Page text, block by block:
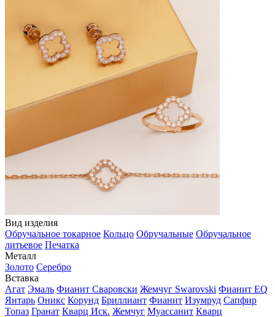
Вид изделия
Обручальное токарное Кольцо Обручальные Обручальное
литьевое Печатка
Металл
Золото Серебро
Вставка
Агат Эмаль Фианит Сваровски Жемчуг Swarovski Фианит EQ
Янтарь Оникс Корунд Бриллиант Фианит Изумруд Сапфир
Топаз Гранат Кварц Иск. Жемчуг Муассанит Кварц